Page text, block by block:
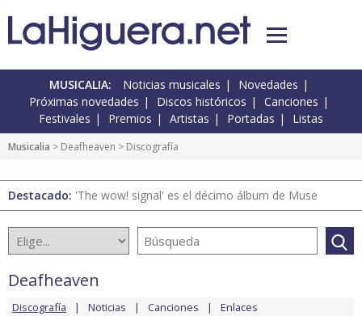
MUSICALIA: Noticias musicales
Novedades
Próximas novedades
Discos históricos
Canciones
Festivales
Premios Artistas Portadas Listas
Musicalia > Deafheaven > Discografía
Destacado: 'The wow! signal' es el décimo álbum de Muse
Deafheaven
Discografía Noticias Canciones Enlaces